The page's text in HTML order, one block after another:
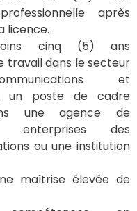
après
licence.
cinq (5) ans
travail dans le secteur
et
un poste de cadre
une agence de
enterprises des
ou une institution
maîtrise élevée de